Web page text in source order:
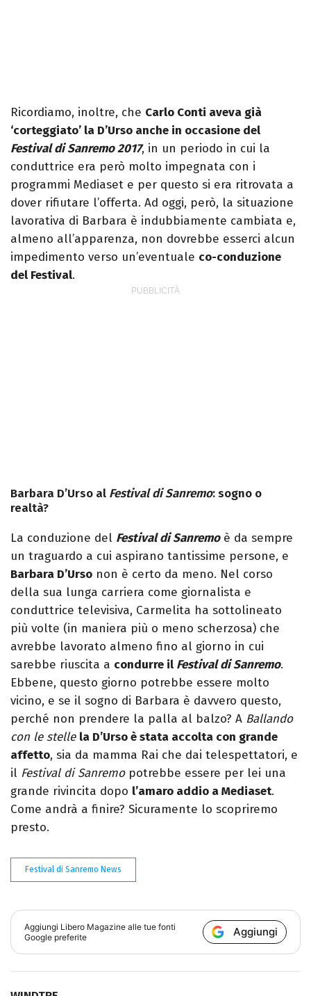
Ricordiamo, inoltre, che Carlo Conti aveva già
‘corteggiato’ la D’Urso anche in occasione del
Festival di Sanremo 2017, in un periodo in cui la
conduttrice era però molto impegnata con i
programmi Mediaset e per questo si era ritrovata a
dover rifiutare l’offerta. Ad oggi, però, la situazione
lavorativa di Barbara è indubbiamente cambiata e,
almeno all’apparenza, non dovrebbe esserci alcun
impedimento verso un’eventuale co-conduzione
del Festival.
Barbara D’Urso al Festival di Sanremo: sogno o
realtà?
La conduzione del Festival di Sanremoè da sempre
un traguardo a cui aspirano tantissime persone, e
Barbara D’Urso non è certo da meno. Nel corso
della sua lunga carriera come giornalista e
conduttrice televisiva, Carmelita ha sottolineato
più volte (in maniera più o meno scherzosa) che
avrebbe lavorato almeno fino al giorno in cui
sarebbe riuscita a condurre il Festival di Sanremo.
Ebbene, questo giorno potrebbe essere molto
vicino, e se il sogno di Barbara è davvero questo,
perché non prendere la palla al balzo? A Ballando
con le stelle la D’Urso è stata accolta con grande
affetto, sia da mamma Rai che dai telespettatori, e
il Festival di Sanremopotrebbe essere per lei una
grande rivincita dopo l’amaro addio a Mediaset.
Come andrà a finire? Sicuramente lo scopriremo
presto.
Festival di Sanremo News
Aggiungi Libero Magazine alle tue fonti
Google preferite
Aggiungi